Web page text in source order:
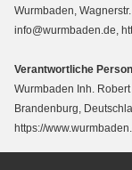
Wurmbaden,
info@wurmbaden.de,
Verantwortliche
Wurmbaden Inh.
Brandenburg,
https://